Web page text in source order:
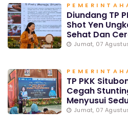
Diundang TP
Shot Yen
Sehat Dan
Jumat, 07
TP PKK
Cegah
Menyusui
Jumat, 07